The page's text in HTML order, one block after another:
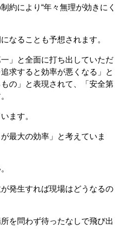
約により“年々無理が効きにく
なることも予想されます。
」と全面に打ち出していただ
求すると効率が悪くなる」と
の」と表現されて、「安全第
ます。
最大の効率」と考えていま
発生すれば現場はどうなるの
を問わず待ったなしで飛び出